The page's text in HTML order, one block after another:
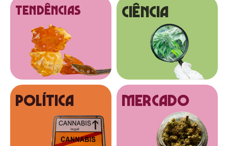
tendências Ciência
Política MERCADO